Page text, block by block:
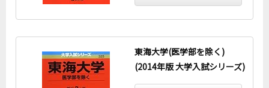
東海大学(医学部を除く)
(2014年版 大学入試シリーズ)